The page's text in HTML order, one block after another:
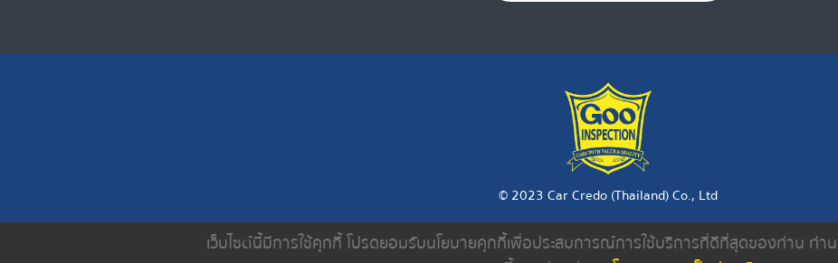
© 2023 Car Credo (Thailand) Co., Ltd
เกี่ยวกับเรา บริการของเรา ค้นหารถมือสอง ดีลเลอร์ บทความ
เว็บไซต์นี้มีการใช้คุกกี้ โปรดยอมรับนโยบายคุกกี้เพื่อประสบการณ์การใช้บริการที่ดีที่สุดของท่าน ท่